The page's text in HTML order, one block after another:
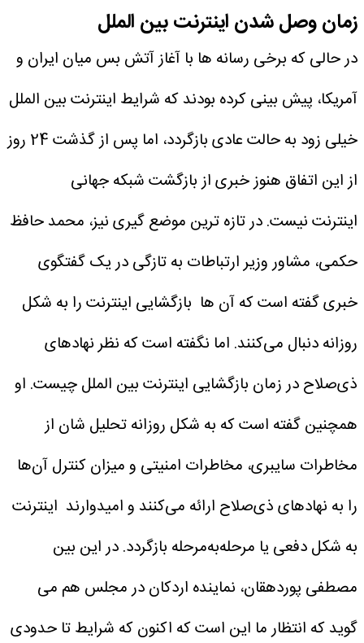
زمان وصل شدن اینترنت بین الملل
در حالی که برخی رسانه ها با آغاز آتش بس میان ایران و
آمریکا، پیش بینی کرده بودند که شرایط اینترنت بین الملل
خیلی زود به حالت عادی بازگردد، اما پس از گذشت 24 روز
از این اتفاق هنوز خبری از بازگشت شبکه جهانی
اینترنت نیست.در تازه ترین موضع گیری نیز، محمد حافظ
حکمی، مشاور وزیر ارتباطات به تازگی در یک گفتگوی
خبری گفته است که آن ها بازگشایی اینترنت را به شکل
روزانه دنبال می‌کنند. اما نگفته است که نظر نهادهای
ذی‌صلاح در زمان بازگشایی اینترنت بین الملل چیست. او
همچنین گفته است که به شکل روزانه تحلیل شان از
مخاطرات سایبری، مخاطرات امنیتی و میزان کنترل آن‌ها
را به نهادهای ذی‌صلاح ارائه می‌کنند و امیدوارند اینترنت
به شکل دفعی یا مرحله‌به‌مرحله بازگردد.در این بین
مصطفی پوردهقان، نماینده اردکان در مجلس هم می
گوید که انتظار ما این است که اکنون که شرایط تا حدودی